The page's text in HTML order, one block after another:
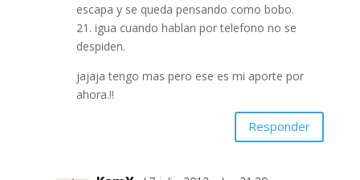
escapa y se queda pensando como bobo.
21. igua cuando hablan por telefono no se
despiden.
jajaja tengo mas pero ese es mi aporte por
ahora.!!
Responder